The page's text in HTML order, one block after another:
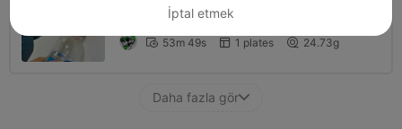
0.2mm layer, 2 walls, 15% infill
 53m 49s  1 plates  24.73g
Daha fazla gör
İptal etmek